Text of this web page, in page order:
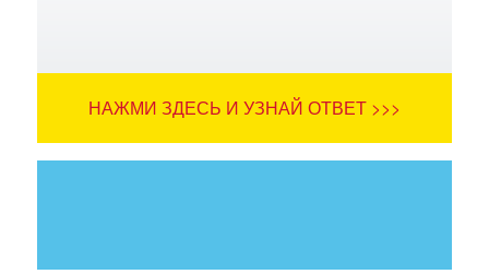
НАЖМИ ЗДЕСЬ И УЗНАЙ ОТВЕТ >>>